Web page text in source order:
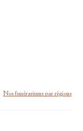
Nos funérariums par régions